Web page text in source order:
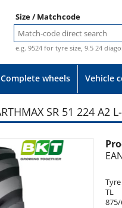
Size / Matchcode
e.g. 9524 for tyre size, 9.5 24
Complete wheels Vehicle
SR 51 224 A2
provided without guarantee
Tyre
TL
875/